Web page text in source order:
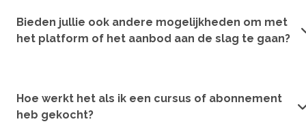
Bieden jullie ook andere mogelijkheden om met
het platform of het aanbod aan de slag te gaan?
Hoe werkt het als ik een cursus of abonnement
heb gekocht?